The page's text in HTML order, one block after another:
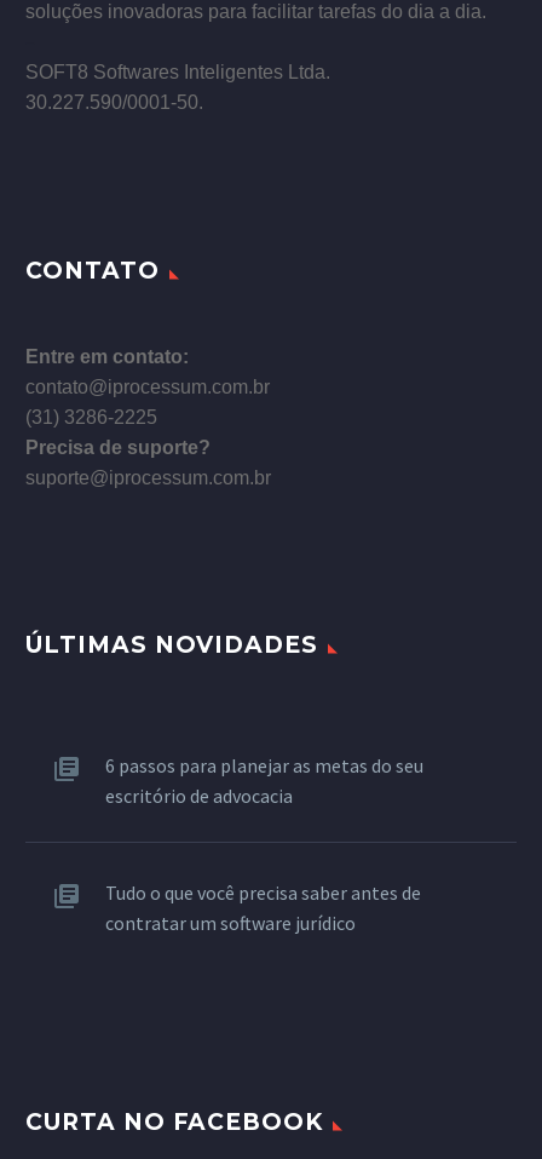
soluções inovadoras para facilitar tarefas do dia a dia.
SOFT8 Softwares Inteligentes Ltda.
30.227.590/0001­-50.
CONTATO
Entre em contato:
contato@iprocessum.com.br
(31) 3286-2225
Precisa de suporte?
suporte@iprocessum.com.br
ÚLTIMAS NOVIDADES
6 passos para planejar as metas do seu
escritório de advocacia
Tudo o que você precisa saber antes de
contratar um software jurídico
CURTA NO FACEBOOK